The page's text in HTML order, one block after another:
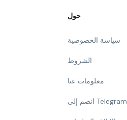
حول
سياسة الخصوصية
الشروط
معلومات عنا
انضم إلى Telegram